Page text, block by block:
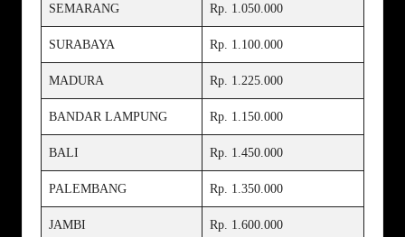
SEMARANG Rp. 1.050.000
SURABAYA Rp. 1.100.000
MADURA Rp. 1.225.000
BANDAR LAMPUNG Rp. 1.150.000
BALI Rp. 1.450.000
PALEMBANG Rp. 1.350.000
JAMBI Rp. 1.600.000